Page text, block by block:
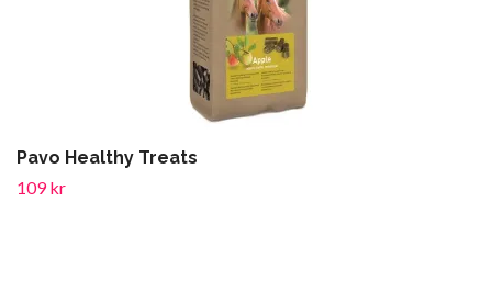
Pavo Healthy Treats
109 kr